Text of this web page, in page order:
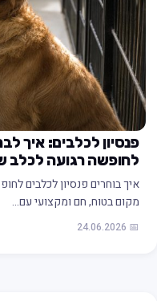
פנסיון לכלבים: איך
לחופשה רגועה לכלב
איך בוחרים פנסיון לכלבים
מקום בטוח, חם ומקצועי עם…
📅 24.06.2026